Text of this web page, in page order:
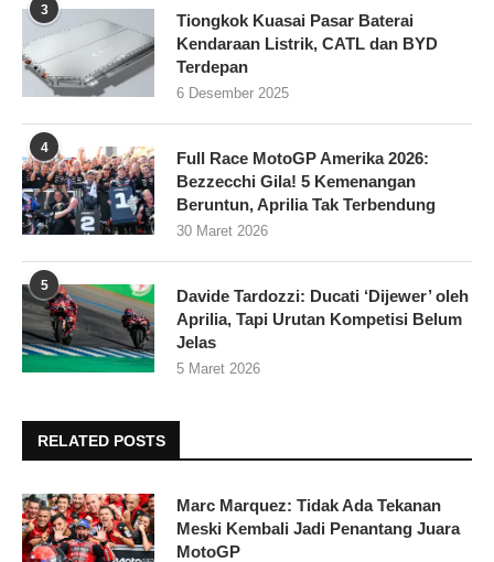
3
Tiongkok Kuasai Pasar Baterai
Kendaraan Listrik, CATL dan BYD
Terdepan
6 Desember 2025
4
Full Race MotoGP Amerika 2026:
Bezzecchi Gila! 5 Kemenangan
Beruntun, Aprilia Tak Terbendung
30 Maret 2026
5
Davide Tardozzi: Ducati ‘Dijewer’ oleh
Aprilia, Tapi Urutan Kompetisi Belum
Jelas
5 Maret 2026
RELATED POSTS
Marc Marquez: Tidak Ada Tekanan
Meski Kembali Jadi Penantang Juara
MotoGP